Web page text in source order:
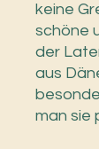
keine
schöne
der
aus
man sie